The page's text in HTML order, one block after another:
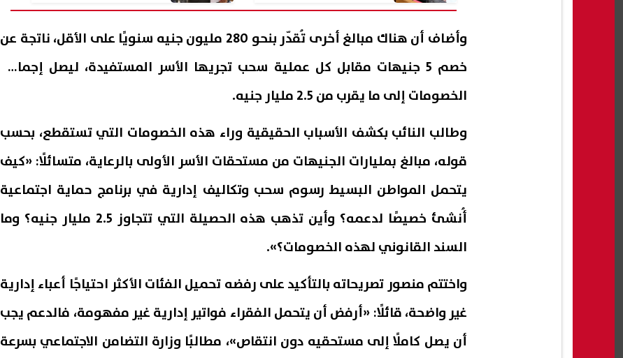
وأضاف أن هناك مبالغ أخرى تُقدّر بنحو 280 مليون جنيه سنويًا على الأقل، ناتجة عن
خصم 5 جنيهات مقابل كل عملية سحب تجريها الأسر المستفيدة، ليصل إجمالي
الخصومات إلى ما يقرب من 2.5 مليار جنيه.
وطالب النائب بكشف الأسباب الحقيقية وراء هذه الخصومات التي تستقطع، بحسب
قوله، مبالغ بمليارات الجنيهات من مستحقات الأسر الأولى بالرعاية، متسائلًا: «كيف
يتحمل المواطن البسيط رسوم سحب وتكاليف إدارية في برنامج حماية اجتماعية
أُنشئ خصيصًا لدعمه؟ وأين تذهب هذه الحصيلة التي تتجاوز 2.5 مليار جنيه؟ وما
السند القانوني لهذه الخصومات؟».
واختتم منصور تصريحاته بالتأكيد على رفضه تحميل الفئات الأكثر احتياجًا أعباء إدارية
غير واضحة، قائلًا: «أرفض أن يتحمل الفقراء فواتير إدارية غير مفهومة، فالدعم يجب
أن يصل كاملًا إلى مستحقيه دون انتقاص»، مطالبًا وزارة التضامن الاجتماعي بسرعة